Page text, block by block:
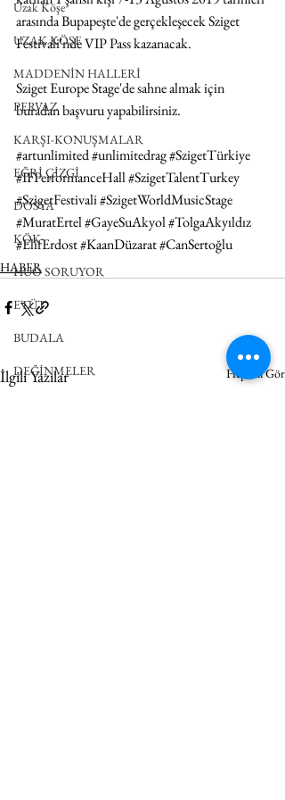
Uzak Köşe
UZAK KÖŞE
MADDENİN HALLERİ
PERVAZ
KARŞI-KONUŞMALAR
EĞRİ ÇİZGİ
DOSYA
KÖK
HUO SORUYOR
ETÜT
BUDALA
DEĞİNMELER
arasında Bupapeşte'de gerçekleşecek Sziget
Festivali'nde VIP Pass kazanacak.
Sziget Europe Stage'de sahne almak için
buradan başvuru yapabilirsiniz.
#artunlimited#unlimitedrag#SzigetTürkiye
#IFPerformanceHall#SzigetTalentTurkey
#SzigetFestivali#SzigetWorldMusicStage
#MuratErtel#GayeSuAkyol#TolgaAkyıldız
#ElifErdost#KaanDüzarat#CanSertoğlu
HABER
İlgili Yazılar Hepsini Gör